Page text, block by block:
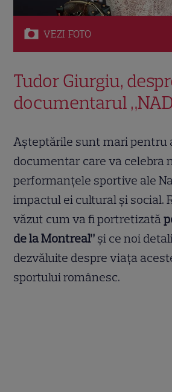
VEZI FOTO
Tudor Giurgiu,
documentarul
Așteptările sunt mari pentru
documentar care va celebra
performanțele sportive ale
impactul ei cultural și social.
văzut cum va fi portretizată
de la Montreal” și ce noi
dezvăluite despre viața
sportului românesc.